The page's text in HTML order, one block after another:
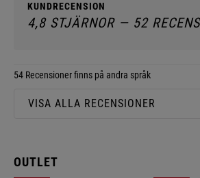
KUNDRECENSION
4,8 STJÄRNOR — 52
54 Recensioner finns på andra språk
VISA ALLA RECENSIONER
OUTLET